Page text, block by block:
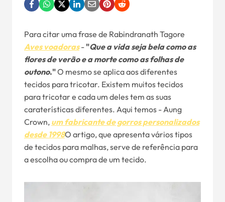
Para citar uma frase de Rabindranath Tagore
Aves voadoras- "Que a vida seja bela como as
flores de verão e a morte como as folhas de
outono."O mesmo se aplica aos diferentes
tecidos para tricotar. Existem muitos tecidos
para tricotar e cada um deles tem as suas
caraterísticas diferentes. Aqui temos - Aung
Crown, um fabricante de gorros personalizados
desde 1998O artigo, que apresenta vários tipos
de tecidos para malhas, serve de referência para
a escolha ou compra de um tecido.